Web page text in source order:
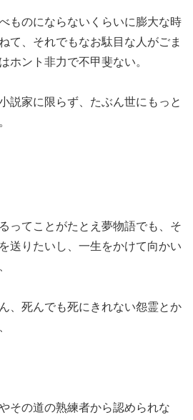
ものにならないくらいに膨大な時
て、それでもなお駄目な人がごま
ホント非力で不甲斐ない。
説家に限らず、たぶん世にもっと
ってことがたとえ夢物語でも、そ
送りたいし、一生をかけて向かい
、死んでも死にきれない怨霊とか
その道の熟練者から認められな